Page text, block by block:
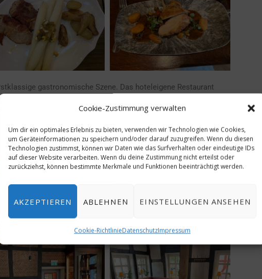
Cookie-Zustimmung verwalten
Um dir ein optimales Erlebnis zu bieten, verwenden wir Technologien wie Cookies,
um Geräteinformationen zu speichern und/oder darauf zuzugreifen. Wenn du diesen
Technologien zustimmst, können wir Daten wie das Surfverhalten oder eindeutige IDs
auf dieser Website verarbeiten. Wenn du deine Zustimmung nicht erteilst oder
zurückziehst, können bestimmte Merkmale und Funktionen beeinträchtigt werden.
AKZEPTIEREN ABLEHNEN EINSTELLUNGEN ANSEHEN
Cookie-RichtlinieDatenschutzImpressum
gastronomische Szene. Das hoteleigene Restaurant
Gerichte, die selbst die anspruchsvollsten Gaumen
in einem eleganten und komfortablen Ambiente genießen,
und Getränken.